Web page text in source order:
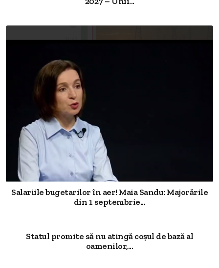
Salariile bugetarilor în aer! Maia Sandu: Majorările
din 1 septembrie...
Statul promite să nu atingă coșul de bază al
oamenilor,...